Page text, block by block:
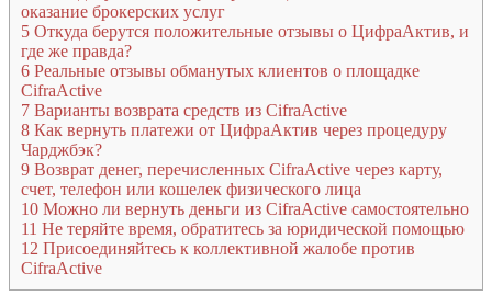
оказание брокерских услуг
5 Откуда берутся положительные отзывы о ЦифраАктив, и
где же правда?
6 Реальные отзывы обманутых клиентов о площадке
CifraActive
7 Варианты возврата средств из CifraActive
8 Как вернуть платежи от ЦифраАктив через процедуру
Чарджбэк?
9 Возврат денег, перечисленных CifraActive через карту,
счет, телефон или кошелек физического лица
10 Можно ли вернуть деньги из CifraActive самостоятельно
11 Не теряйте время, обратитесь за юридической помощью
12 Присоединяйтесь к коллективной жалобе против
CifraActive